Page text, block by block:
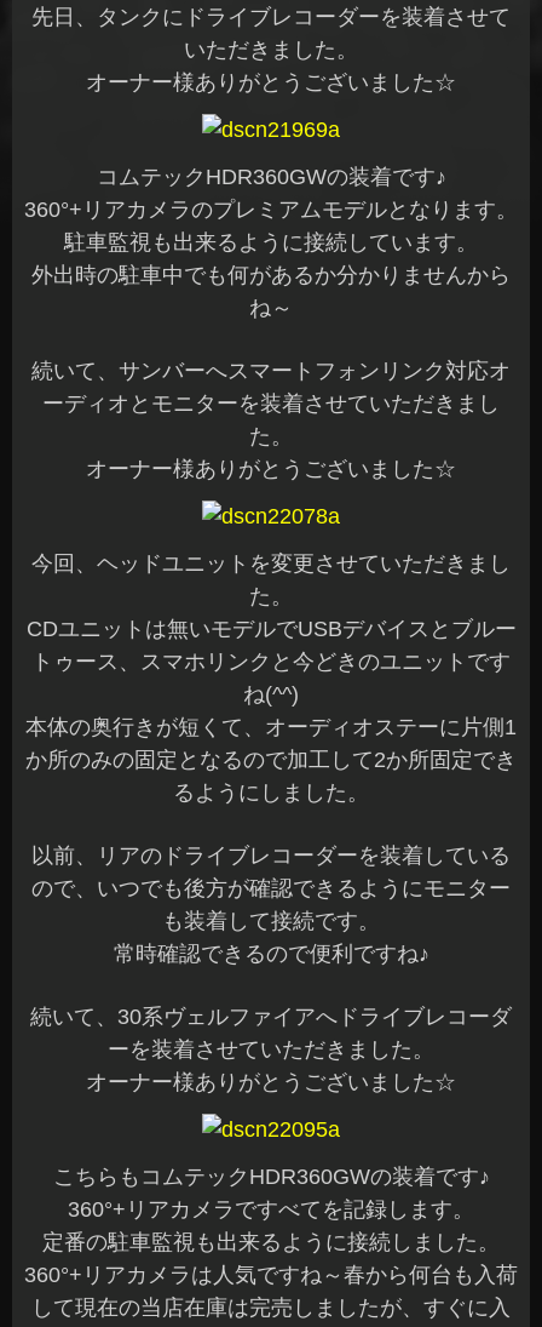
先日、タンクにドライブレコーダーを装着させて
いただきました。
オーナー様ありがとうございました☆
コムテックHDR360GWの装着です♪
360°+リアカメラのプレミアムモデルとなります。
駐車監視も出来るように接続しています。
外出時の駐車中でも何があるか分かりませんから
ね～
続いて、サンバーへスマートフォンリンク対応オ
ーディオとモニターを装着させていただきまし
た。
オーナー様ありがとうございました☆
今回、ヘッドユニットを変更させていただきまし
た。
CDユニットは無いモデルでUSBデバイスとブルー
トゥース、スマホリンクと今どきのユニットです
ね(^^)
本体の奥行きが短くて、オーディオステーに片側1
か所のみの固定となるので加工して2か所固定でき
るようにしました。
以前、リアのドライブレコーダーを装着している
ので、いつでも後方が確認できるようにモニター
も装着して接続です。
常時確認できるので便利ですね♪
続いて、30系ヴェルファイアへドライブレコーダ
ーを装着させていただきました。
オーナー様ありがとうございました☆
こちらもコムテックHDR360GWの装着です♪
360°+リアカメラですべてを記録します。
定番の駐車監視も出来るように接続しました。
360°+リアカメラは人気ですね～春から何台も入荷
して現在の当店在庫は完売しましたが、すぐに入